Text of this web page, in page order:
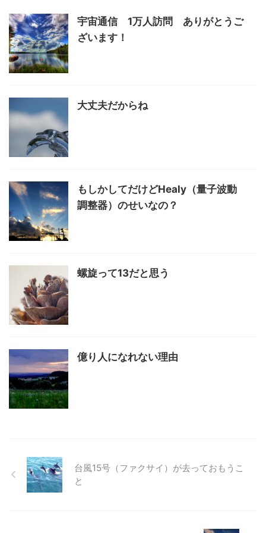
宇宙通信 1万人訪問 ありがとうご
ざいます！
大丈夫だからね
もしかしてだけどHealy（量子波動
調整器）のせいなの？
螺旋って13だと思う
億り人になれない理由
台風15号（ファクサイ）が去っておもうこ
と